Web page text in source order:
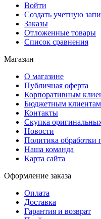
Войти
Создать учетную
Заказы
Отложенные товары
Список сравнения
Магазин
О магазине
Публичная оферта
Корпоративным
Бюджетным клиентам
Контакты
Скупка
Новости
Политика обработки
Наша команда
Карта сайта
Оформление заказа
Оплата
Доставка
Гарантия и возврат